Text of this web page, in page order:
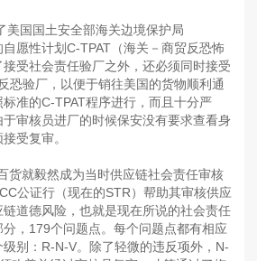
国国土安全部海关边境保护局
自愿性计划C-TPAT（海关－商贸反恐怖
受社会责任验厂之外，还必须同时接受
恐验厂，以便于销往美国的货物顺利通
准的C-TPAT程序进行，而且十分严
审核员进厂的时候保安没有要求查看身
受复审。
就毅然成为当时供应链社会责任审核
公证行（现在的STR）帮助其审核供应
道德风险，也就是现在所说的社会责任
，179个问题点。每个问题点都有相应
别：R-N-V。除了轻微的违反项外，N-